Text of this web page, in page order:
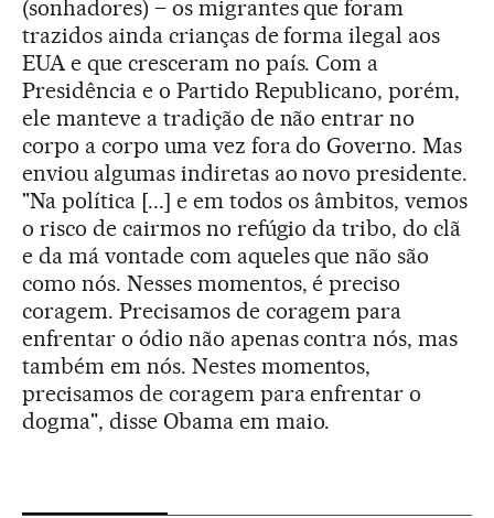
(sonhadores) – os migrantes que foram
trazidos ainda crianças de forma ilegal aos
EUA e que cresceram no país. Com a
Presidência e o Partido Republicano, porém,
ele manteve a tradição de não entrar no
corpo a corpo uma vez fora do Governo. Mas
enviou algumas indiretas ao novo presidente.
"Na política [...] e em todos os âmbitos, vemos
o risco de cairmos no refúgio da tribo, do clã
e da má vontade com aqueles que não são
como nós. Nesses momentos, é preciso
coragem. Precisamos de coragem para
enfrentar o ódio não apenas contra nós, mas
também em nós. Nestes momentos,
precisamos de coragem para enfrentar o
dogma", disse Obama em maio.